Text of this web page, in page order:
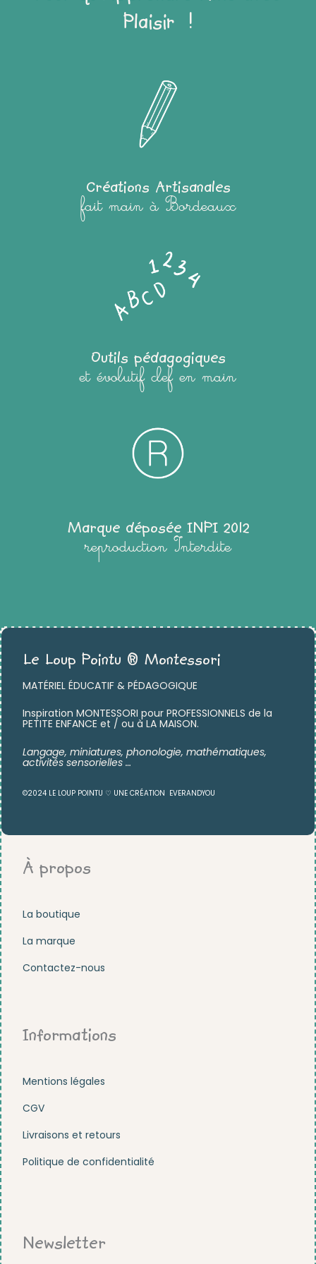
Plaisir !
Créations Artisanales
fait main à Bordeaux
Outils pédagogiques
et évolutif clef en main
Marque déposée INPI 2012
reproduction Interdite
Le Loup Pointu ® Montessori
MATÉRIEL ÉDUCATIF & PÉDAGOGIQUE
Inspiration MONTESSORI pour PROFESSIONNELS de la
PETITE ENFANCE et / ou à LA MAISON.
Langage, miniatures, phonologie, mathématiques,
activités sensorielles …
©2024 LE LOUP POINTU ♡ UNE CRÉATION EVERANDYOU
À propos
La boutique
La marque
Contactez-nous
Informations
Mentions légales
CGV
Livraisons et retours
Politique de confidentialité
Newsletter